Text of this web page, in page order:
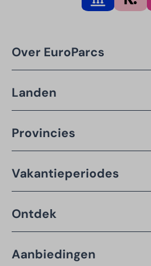
Over EuroParcs
Landen
Provincies
Vakantieperiodes
Ontdek
Aanbiedingen